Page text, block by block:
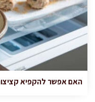
האם אפשר להקפיא